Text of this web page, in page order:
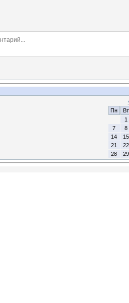
Пн
Вт
1
7
8
14
15
21
22
28
29